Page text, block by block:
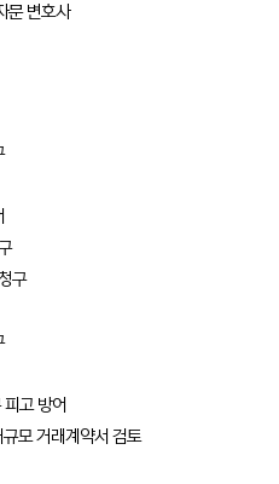
문 변호사
구
고 방어
모 거래계약서 검토